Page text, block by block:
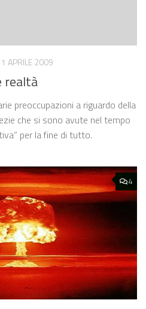
APRILE 2009
realtà
preoccupazioni a riguardo della
che si sono avute nel tempo
per la fine di tutto.
4